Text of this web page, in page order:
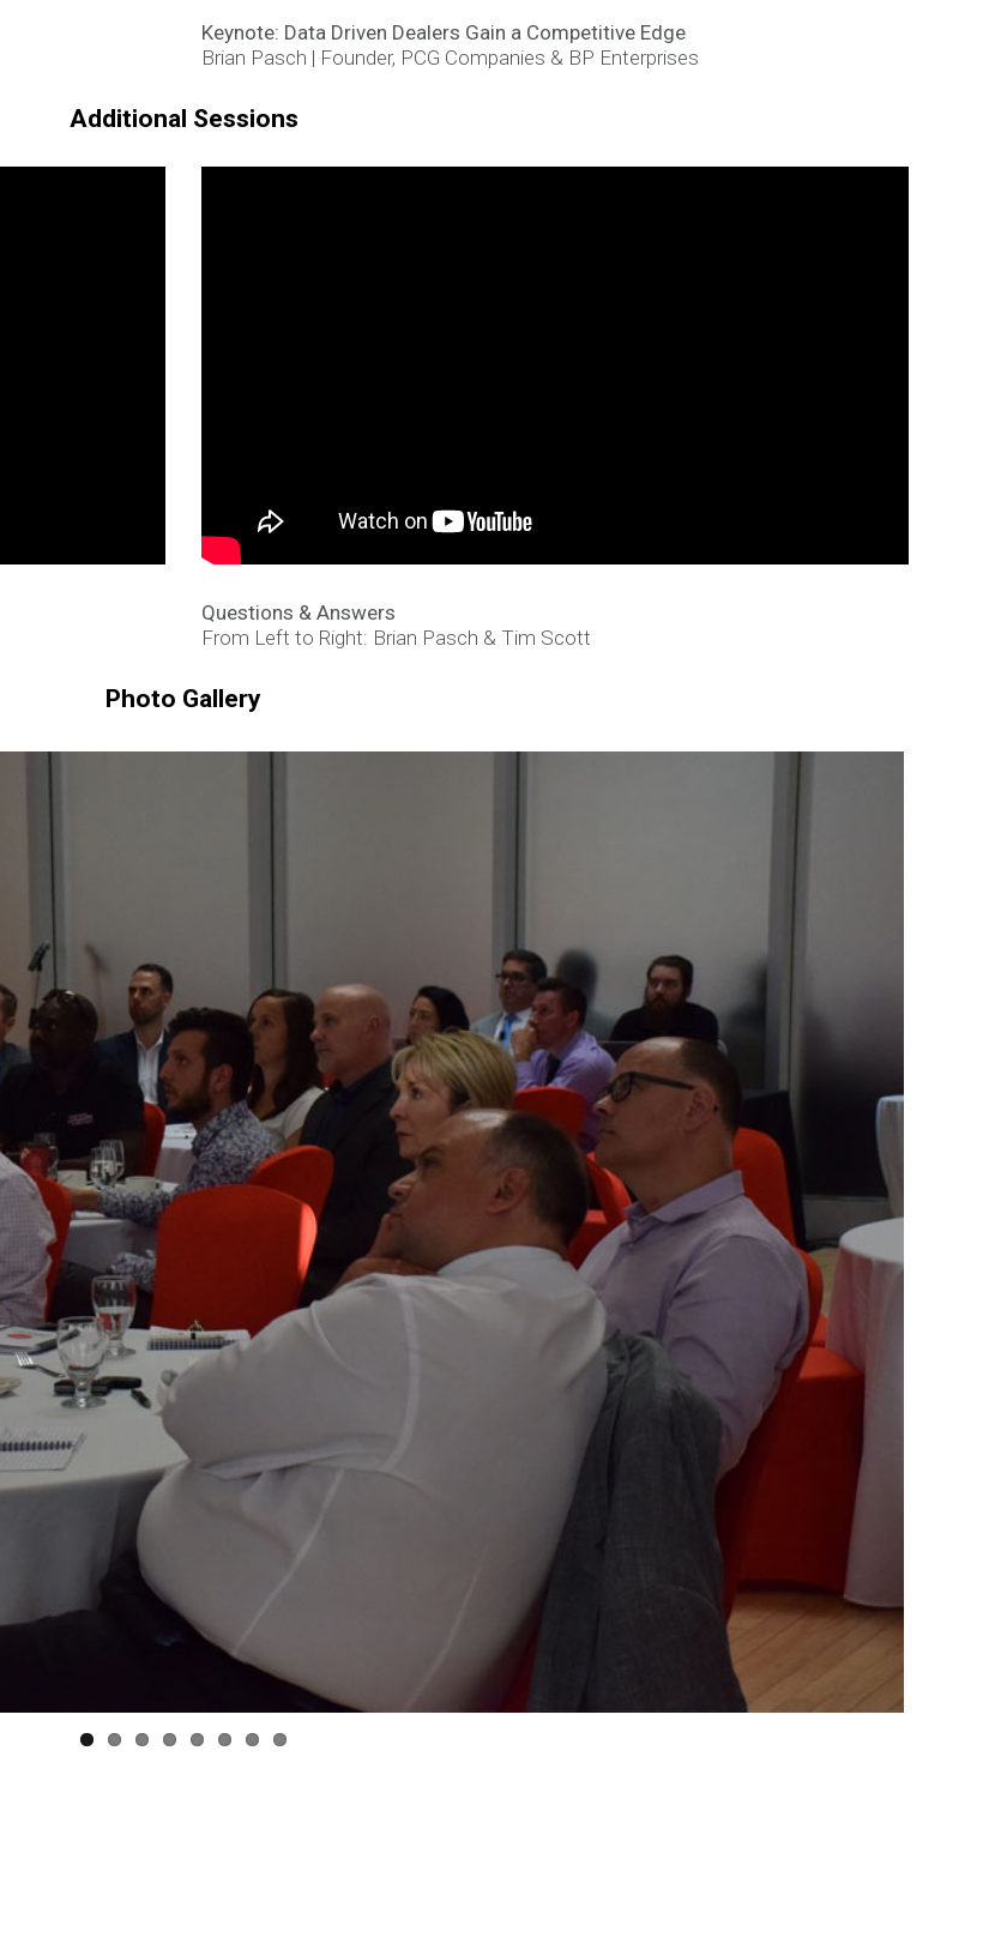
Keynote: Data Driven Dealers Gain a Competitive Edge
Brian Pasch | Founder, PCG Companies & BP Enterprises
Additional Sessions
Questions & Answers
From Left to Right: Brian Pasch & Tim Scott
Photo Gallery